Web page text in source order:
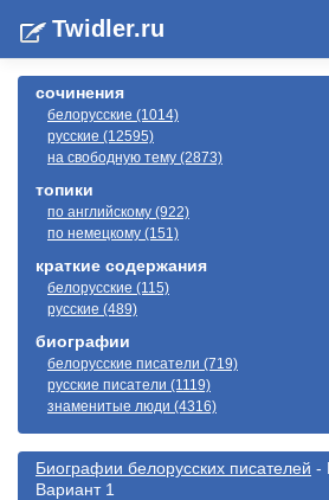
Twidler.ru
сочинения
белорусские (1014)
русские (12595)
на свободную тему (2873)
топики
по английскому (922)
по немецкому (151)
краткие содержания
белорусские (115)
русские (489)
биографии
белорусские писатели (719)
русские писатели (1119)
знаменитые люди (4316)
Биографии белорусскиx писателей -
Вариант 1